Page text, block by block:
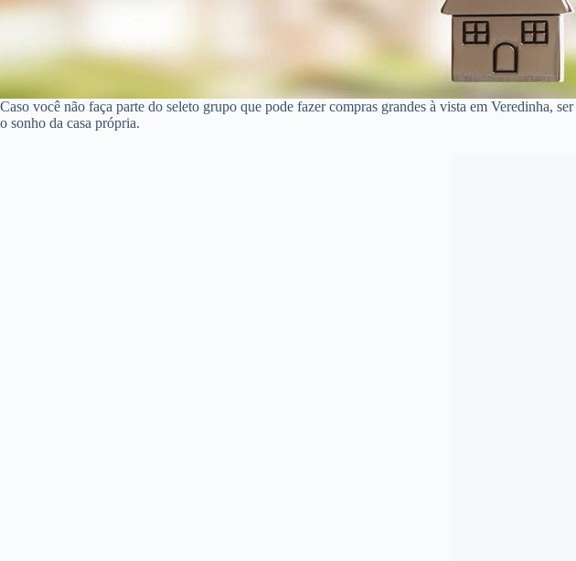
Caso você não faça parte do seleto grupo que pode fazer compras grandes à vista em Veredinha,
o sonho da casa própria.